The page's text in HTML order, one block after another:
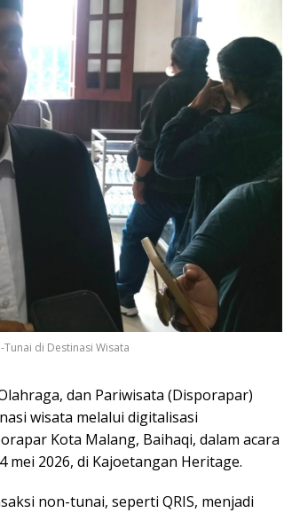
di Destinasi Wisata
dan Pariwisata (Disporapar)
wisata melalui digitalisasi
Kota Malang, Baihaqi, dalam acara
mei 2026, di Kajoetangan Heritage.
non-tunai, seperti QRIS, menjadi